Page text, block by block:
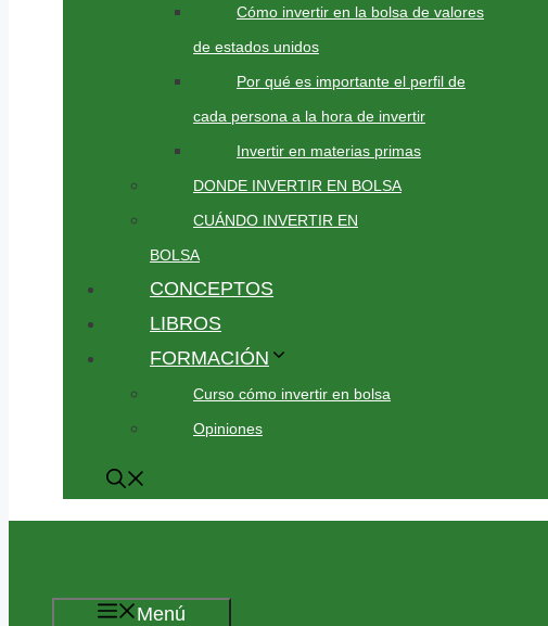
Cómo invertir en la bolsa de valores
de estados unidos
Por qué es importante el perfil de
cada persona a la hora de invertir
Invertir en materias primas
DONDE INVERTIR EN BOLSA
CUÁNDO INVERTIR EN
BOLSA
CONCEPTOS
LIBROS
FORMACIÓN
Curso cómo invertir en bolsa
Opiniones
Menú